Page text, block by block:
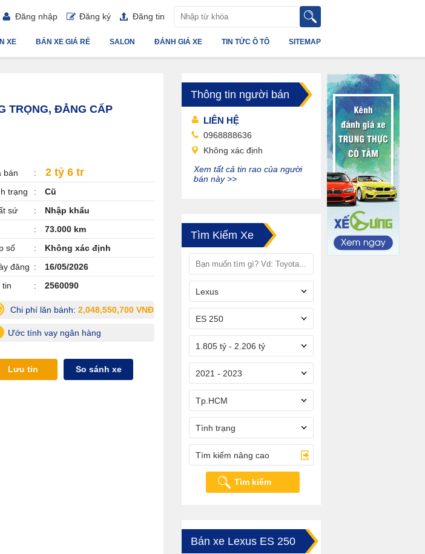
Đăng nhập Đăng ký Đăng tin
SITEMAP
TIN TỨC Ô TÔ
ĐÁNH GIÁ XE
SALON
BÁN XE GIÁ RẺ
XE
TRỌNG, ĐẲNG CẤP
bán 2 tỷ 6 tr
trạng
Cũ
sứ
Nhập khẩu
73.000 km
số
Không xác định
đăng
16/05/2026
tin
2560090
Chi phí lăn bánh: 2,048,550,700 VNĐ
Ước tính vay ngân hàng
Lưu tin So sánh xe
Thông tin người bán
LIÊN HỆ
0968888636
Không xác định
Xem tất cả tin rao của người
bán này >>
Tìm Kiếm Xe
Lexus
ES 250
1.805 tỷ - 2.206 tỷ
2021 - 2023
Tp.HCM
Tình trạng
Tìm kiếm nâng cao
Tìm kiếm
Bán xe Lexus ES 250